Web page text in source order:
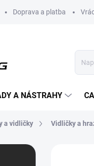
Doprava a platba
A NÁSTRAHY
a vidličky Vidličky a